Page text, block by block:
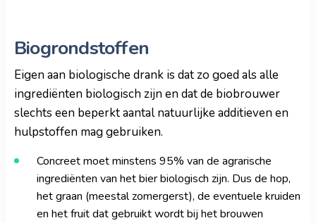
Biogrondstoffen
Eigen aan biologische drank is dat zo goed als alle
ingrediënten biologisch zijn en dat de biobrouwer
slechts een beperkt aantal natuurlijke additieven en
hulpstoffen mag gebruiken.
Concreet moet minstens 95% van de agrarische
ingrediënten van het bier biologisch zijn. Dus de hop,
het graan (meestal zomergerst), de eventuele kruiden
en het fruit dat gebruikt wordt bij het brouwen